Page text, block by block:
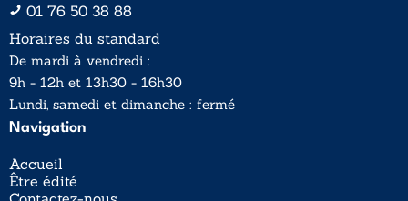
01 76 50 38 88
Horaires du standard
De mardi à vendredi :
9h - 12h et 13h30 - 16h30
Lundi, samedi et dimanche : fermé
Navigation
Accueil
Être édité